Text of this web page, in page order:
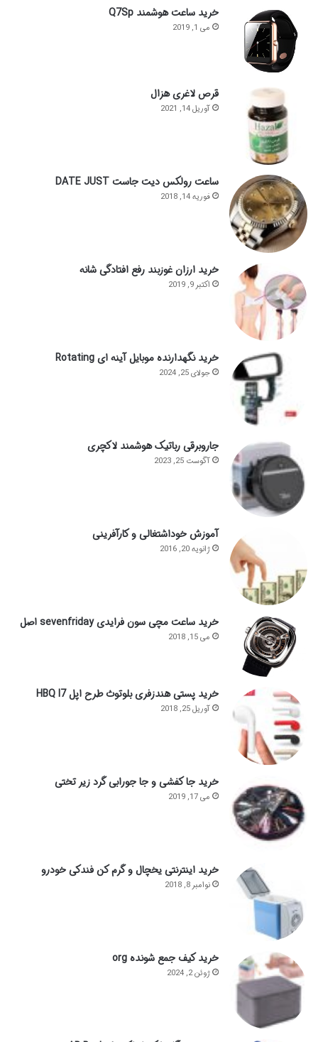
خرید ساعت هوشمند Q7Sp
می 1, 2019
قرص لاغری هزال
آوریل 14, 2021
ساعت رولکس دیت جاست DATE JUST
فوریه 14, 2018
خرید ارزان غوزبند رفع افتادگی شانه
اکتبر 9, 2019
خرید نگهدارنده موبایل آینه ای Rotating
جولای 25, 2024
جاروبرقی رباتیک هوشمند لاکچری
آگوست 25, 2023
آموزش خوداشتغالی و کارآفرینی
ژانویه 20, 2016
خرید ساعت مچی سون فرایدی sevenfriday اصل
می 15, 2018
خرید پستی هندزفری بلوتوث طرح اپل HBQ I7
آوریل 25, 2018
خرید جا کفشی و جا جورابی گرد زیر تختی
می 17, 2019
خرید اینترنتی یخچال و گرم کن فندکی خودرو
نوامبر 8, 2018
خرید کیف جمع شونده org
ژوئن 2, 2024